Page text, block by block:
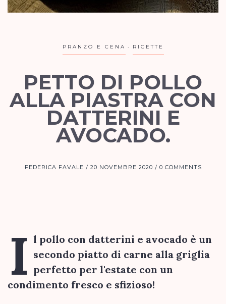
PRANZO E CENA RICETTE
PETTO DI POLLO
ALLA PIASTRA CON
DATTERINI E
AVOCADO.
FEDERICA FAVALE 20 NOVEMBRE 2020 0 COMMENTS
I l pollo con datterini e avocado è un
secondo piatto di carne alla griglia
perfetto per l'estate con un
condimento fresco e sfizioso!